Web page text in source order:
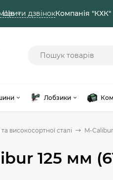
дзвінокКомпанія
Ще
Лобзики
високосортної сталі
M-
125 мм